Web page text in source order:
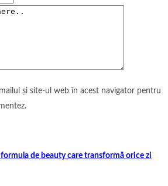
și site-ul web în acest navigator pentru
de beauty care transformă orice zi